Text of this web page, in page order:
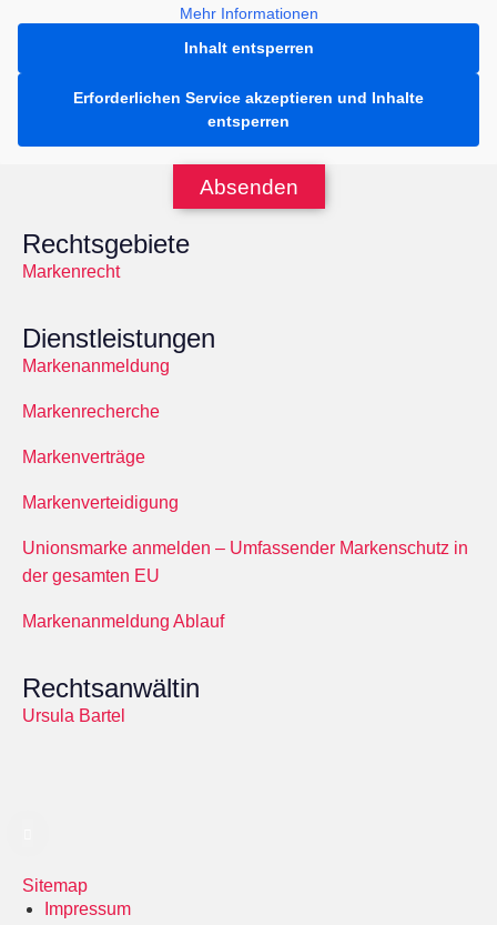
Mehr Informationen
Inhalt entsperren
Erforderlichen Service akzeptieren und Inhalte
entsperren
Absenden
Rechtsgebiete
Markenrecht
Dienstleistungen
Markenanmeldung
Markenrecherche
Markenverträge
Markenverteidigung
Unionsmarke anmelden – Umfassender Markenschutz in
der gesamten EU
Markenanmeldung Ablauf
Rechtsanwältin
Ursula Bartel
Sitemap
Impressum